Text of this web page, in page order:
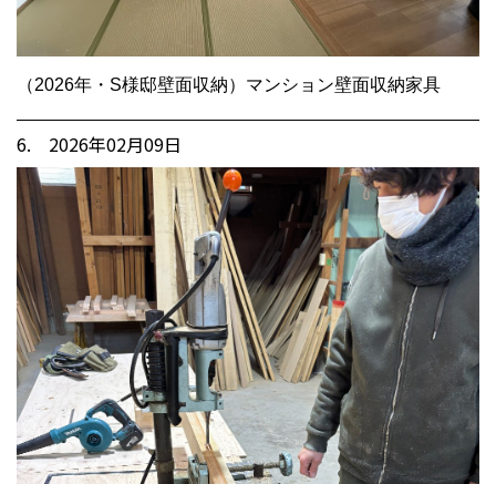
（2026年・S様邸壁面収納）マンション壁面収納家具
6. 2026年02月09日